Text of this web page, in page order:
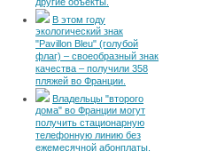
другие объекты.
В этом году
экологический знак
"Pavillon Bleu" (голубой
флаг) – своеобразный знак
качества – получили 358
пляжей во Франции.
Владельцы "второго
дома" во Франции могут
получить стационарную
телефонную линию без
ежемесячной абонплаты.